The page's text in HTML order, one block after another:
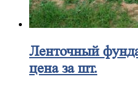
Ленточный
цена за шт.